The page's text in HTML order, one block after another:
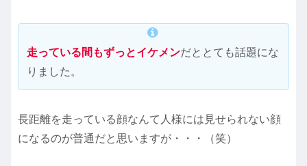
走っている間もずっとイケメンだととても話題にな
りました。
長距離を走っている顔なんて人様には見せられない顔
になるのが普通だと思いますが・・・（笑）